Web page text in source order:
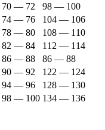
70 — 72
98 — 100
74 — 76
104 — 106
78 — 80
108 — 110
82 — 84
112 — 114
86 — 88
86 — 88
90 — 92
122 — 124
94 — 96
128 — 130
98 — 100 134 — 136